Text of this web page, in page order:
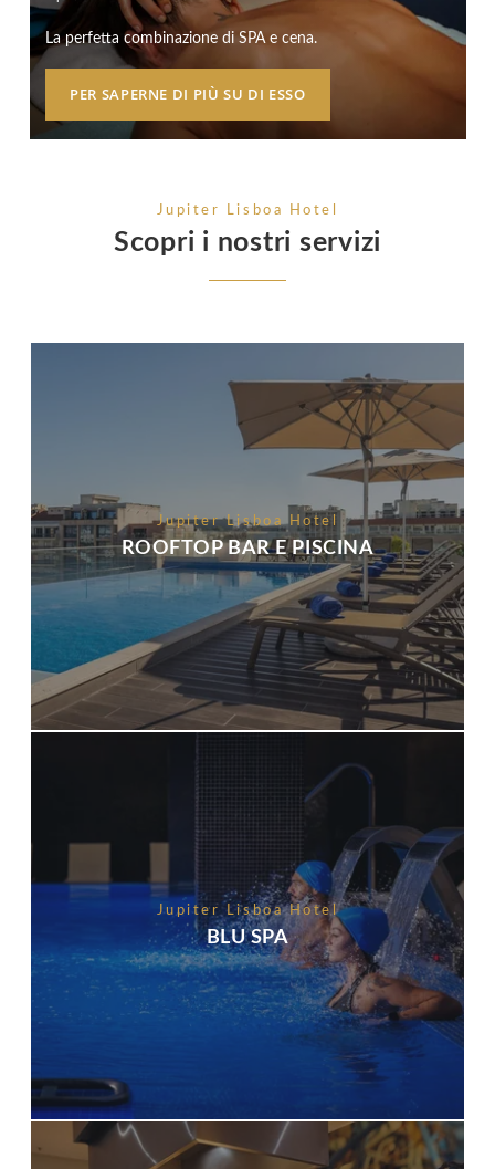
La perfetta combinazione di SPA e cena.
PER SAPERNE DI PIÙ SU DI ESSO
Jupiter Lisboa Hotel
Scopri i nostri servizi
Jupiter Lisboa Hotel
ROOFTOP BAR E PISCINA
Jupiter Lisboa Hotel
BLU SPA